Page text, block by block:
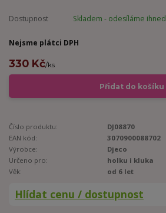
Dostupnost Skladem - odesíláme ihned
Nejsme plátci DPH
330 Kč/ks
Přidat do košíku
Číslo produktu:
DJ08870
EAN kód:
3070900088702
Výrobce:
Djeco
Určeno pro:
holku i kluka
Věk:
od 6 let
Hlídat cenu / dostupnost